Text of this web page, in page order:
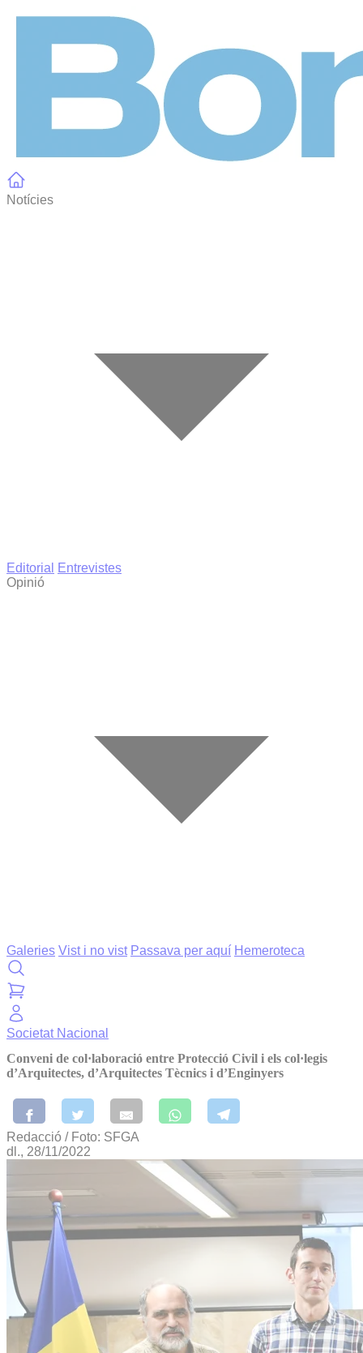
Notícies
Editorial
Entrevistes
Opinió
Galeries Vist i no vist Passava per aquí Hemeroteca
Societat Nacional
Conveni de col·laboració entre Protecció Civil i els col·legis
d’Arquitectes, d’Arquitectes Tècnics i d’Enginyers
Redacció / Foto: SFGA
dl., 28/11/2022